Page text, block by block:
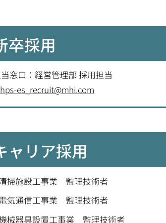
卒採用
窓口：経営管理部 採用担当
es_recruit@mhi.com
ャリア採用
掃施設工事業 監理技術者
気通信工事業 監理技術者
械器具設置工事業 監理技術者